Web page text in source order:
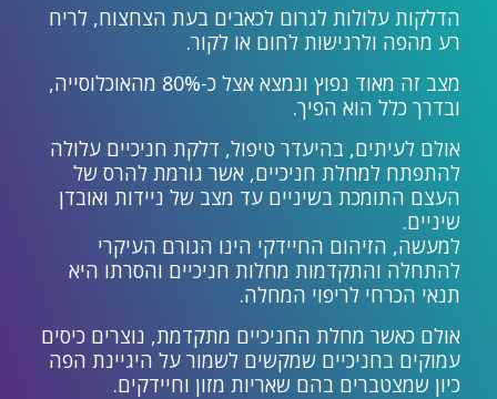
הדלקות עלולות לגרום לכאבים בעת הצחצוח, לריח
רע מהפה ולרגישות לחום או לקור.
מצב זה מאוד נפוץ ונמצא אצל כ-80% מהאוכלוסייה,
ובדרך כלל הוא הפיך.
אולם לעיתים, בהיעדר טיפול, דלקת חניכיים עלולה
להתפתח למחלת חניכיים, אשר גורמת להרס של
העצם התומכת בשיניים עד מצב של ניידות ואובדן
שיניים.
למעשה, הזיהום החיידקי הינו הגורם העיקרי
להתחלה והתקדמות מחלות חניכיים והסרתו היא
תנאי הכרחי לריפוי המחלה.
אולם כאשר מחלת החניכיים מתקדמת, נוצרים כיסים
עמוקים בחניכיים שמקשים לשמור על היגיינת הפה
כיון שמצטברים בהם שאריות מזון וחיידקים.